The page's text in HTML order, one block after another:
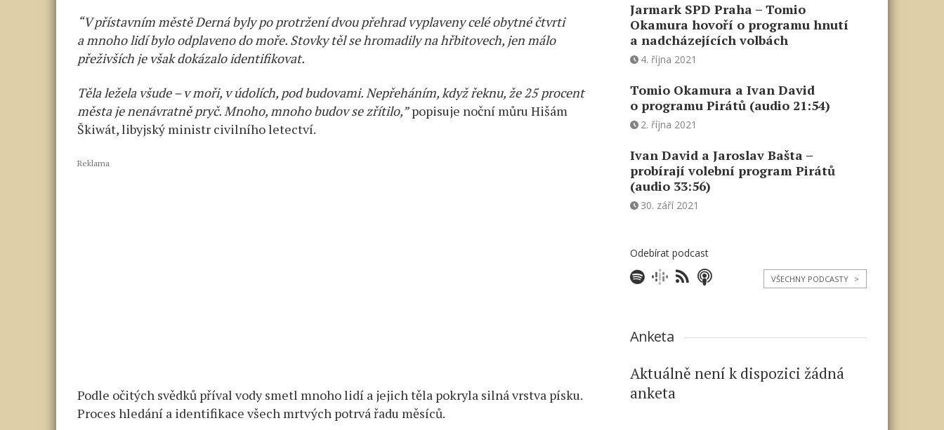
“V přístavním městě Derná byly po protržení dvou přehrad vyplaveny celé obytné čtvrti
a mnoho lidí bylo odplaveno do moře. Stovky těl se hromadily na hřbitovech, jen málo
přeživších je však dokázalo identifikovat.
Těla ležela všude – v moři, v údolích, pod budovami. Nepřeháním, když řeknu, že 25 procent
města je nenávratně pryč. Mnoho, mnoho budov se zřítilo,”popisuje noční můru Hišám
Škiwát, libyjský ministr civilního letectví.
Reklama
Podle očitých svědků příval vody smetl mnoho lidí a jejich těla pokryla silná vrstva písku.
Proces hledání a identifikace všech mrtvých potrvá řadu měsíců.
Jarmark SPD Praha – Tomio
Okamura hovoří o programu hnutí
a nadcházejících volbách
4. října 2021
Tomio Okamura a Ivan David
o programu Pirátů (audio 21:54)
2. října 2021
Ivan David a Jaroslav Bašta –
probírají volební program Pirátů
(audio 33:56)
30. září 2021
Odebírat podcast
VŠECHNY PODCASTY >
Anketa
Aktuálně není k dispozici žádná
anketa